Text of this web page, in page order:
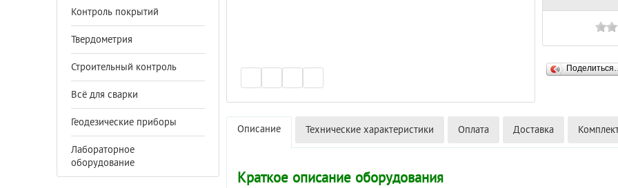
Контроль покрытий
Твердометрия
Строительный контроль
Всё для сварки
Геодезические приборы
Лабораторное
оборудование
Описание Технические характеристики Оплата Доставка
Краткое описание оборудования